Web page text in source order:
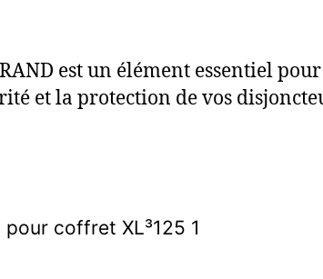
est un élément essentiel
et la protection de vos
coffret XL³125 1